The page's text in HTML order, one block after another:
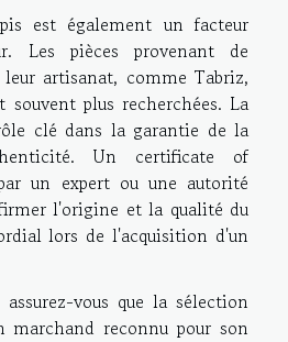
est également un facteur
Les pièces provenant de
artisanat, comme Tabriz,
plus recherchées. La
clé dans la garantie de la
Un certificate of
un expert ou une autorité
l'origine et la qualité du
lors de l'acquisition d'un
vous que la sélection
marchand reconnu pour son